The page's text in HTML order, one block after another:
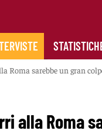
Roma sarebbe un gran
alla Roma